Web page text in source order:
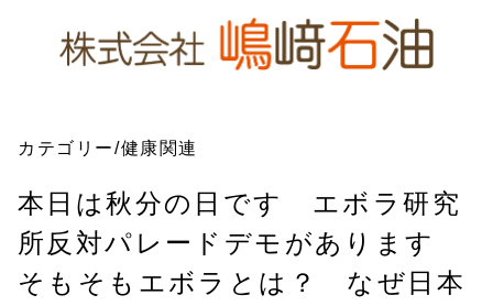
カテゴリー/健康関連
本日は秋分の日です エボラ研究
所反対パレードデモがあります
そもそもエボラとは？ なぜ日本